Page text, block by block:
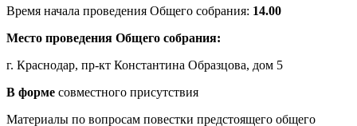
Время начала проведения Общего собрания: 14.00
Место проведения Общего собрания:
г. Краснодар, пр-кт Константина Образцова, дом 5
В форме совместного присутствия
Материалы по вопросам повестки предстоящего общего